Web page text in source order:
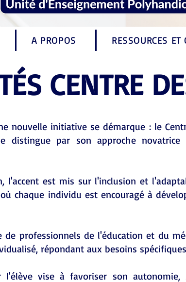
A PROPOS RESSOURCES ET
CENTRE
nouvelle initiative se démarque : le
distingue par son approche
est mis sur l'inclusion et
chaque individu est encouragé à
de professionnels de l'éducation et du
répondant aux besoins
l'élève vise à favoriser son